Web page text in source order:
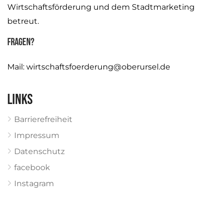
Wirtschaftsförderung und dem Stadtmarketing
betreut.
Fragen?
Mail: wirtschaftsfoerderung@oberursel.de
Links
Barrierefreiheit
Impressum
Datenschutz
facebook
Instagram